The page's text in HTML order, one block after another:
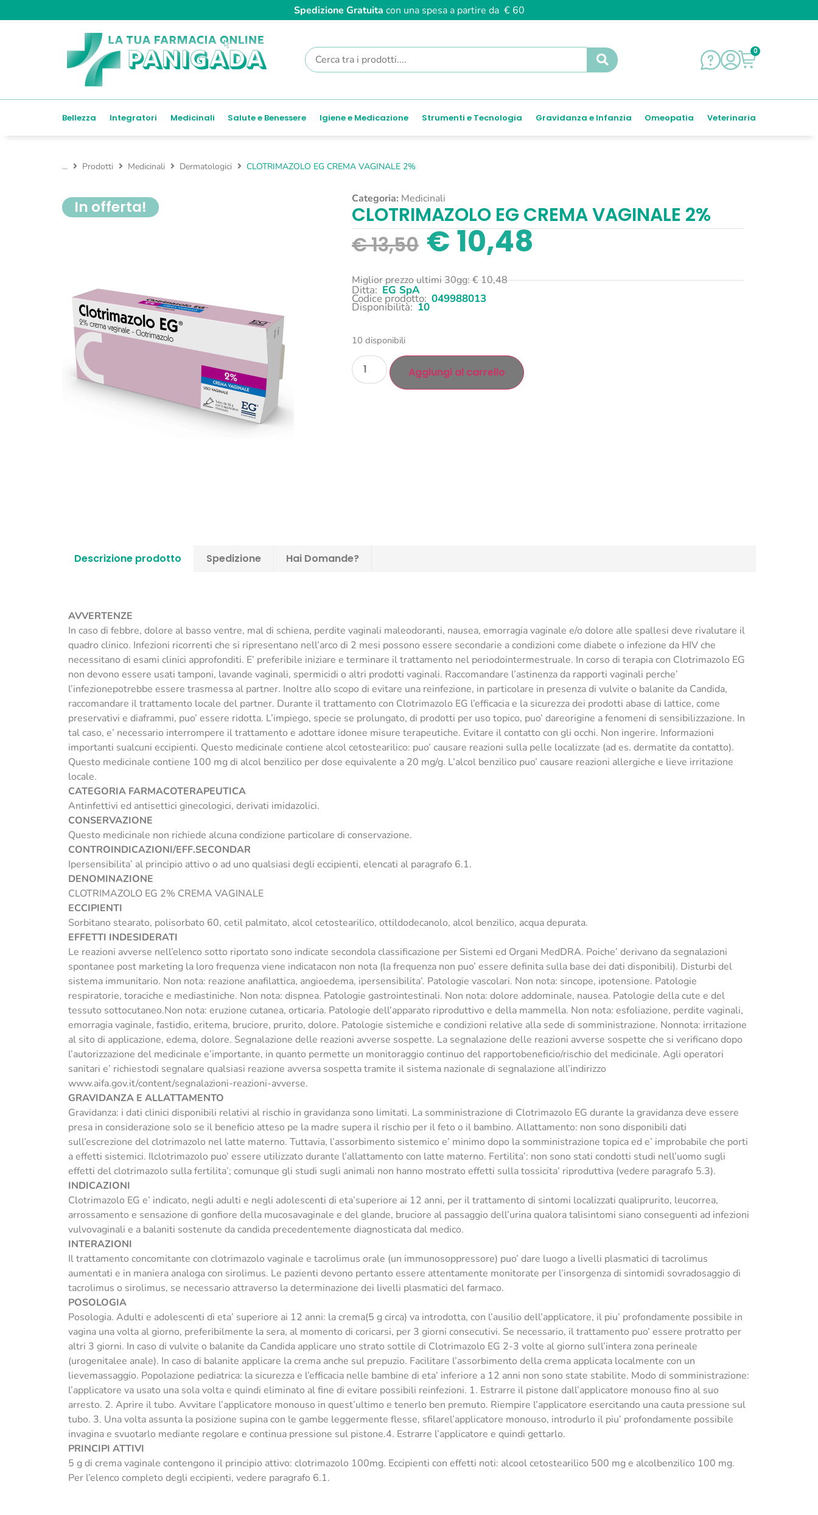
Spedizione Gratuita con una spesa a partire da € 60
0
Bellezza Integratori Medicinali Salute e Benessere Igiene e Medicazione Strumenti e Tecnologia Gravidanza e Infanzia Omeopatia Veterinaria
... Prodotti Medicinali Dermatologici CLOTRIMAZOLO EG CREMA VAGINALE 2%
In offerta! Categoria: Medicinali
CLOTRIMAZOLO EG CREMA VAGINALE 2%
€13,50 €10,48
Miglior prezzo ultimi 30gg:€10,48
Ditta: EG SpA
Codice prodotto: 049988013
Disponibilità: 10
10 disponibili
Aggiungi al carrello
Descrizione prodotto Spedizione Hai Domande?
AVVERTENZE
In caso di febbre, dolore al basso ventre, mal di schiena, perdite vaginali maleodoranti, nausea, emorragia vaginale e/o dolore alle spallesi deve rivalutare il
quadro clinico. Infezioni ricorrenti che si ripresentano nell’arco di 2 mesi possono essere secondarie a condizioni come diabete o infezione da HIV che
necessitano di esami clinici approfonditi. E’ preferibile iniziare e terminare il trattamento nel periodointermestruale. In corso di terapia con Clotrimazolo EG
non devono essere usati tamponi, lavande vaginali, spermicidi o altri prodotti vaginali. Raccomandare l’astinenza da rapporti vaginali perche’
l’infezionepotrebbe essere trasmessa al partner. Inoltre allo scopo di evitare una reinfezione, in particolare in presenza di vulvite o balanite da Candida,
raccomandare il trattamento locale del partner. Durante il trattamento con Clotrimazolo EG l’efficacia e la sicurezza dei prodotti abase di lattice, come
preservativi e diaframmi, puo’ essere ridotta. L’impiego, specie se prolungato, di prodotti per uso topico, puo’ dareorigine a fenomeni di sensibilizzazione. In
tal caso, e’ necessario interrompere il trattamento e adottare idonee misure terapeutiche. Evitare il contatto con gli occhi. Non ingerire. Informazioni
importanti sualcuni eccipienti. Questo medicinale contiene alcol cetostearilico: puo’ causare reazioni sulla pelle localizzate (ad es. dermatite da contatto).
Questo medicinale contiene 100 mg di alcol benzilico per dose equivalente a 20 mg/g. L’alcol benzilico puo’ causare reazioni allergiche e lieve irritazione
locale.
CATEGORIA FARMACOTERAPEUTICA
Antinfettivi ed antisettici ginecologici, derivati imidazolici.
CONSERVAZIONE
Questo medicinale non richiede alcuna condizione particolare di conservazione.
CONTROINDICAZIONI/EFF.SECONDAR
Ipersensibilita’ al principio attivo o ad uno qualsiasi degli eccipienti, elencati al paragrafo 6.1.
DENOMINAZIONE
CLOTRIMAZOLO EG 2% CREMA VAGINALE
ECCIPIENTI
Sorbitano stearato, polisorbato 60, cetil palmitato, alcol cetostearilico, ottildodecanolo, alcol benzilico, acqua depurata.
EFFETTI INDESIDERATI
Le reazioni avverse nell’elenco sotto riportato sono indicate secondola classificazione per Sistemi ed Organi MedDRA. Poiche’ derivano da segnalazioni
spontanee post marketing la loro frequenza viene indicatacon non nota (la frequenza non puo’ essere definita sulla base dei dati disponibili). Disturbi del
sistema immunitario. Non nota: reazione anafilattica, angioedema, ipersensibilita’. Patologie vascolari. Non nota: sincope, ipotensione. Patologie
respiratorie, toraciche e mediastiniche. Non nota: dispnea. Patologie gastrointestinali. Non nota: dolore addominale, nausea. Patologie della cute e del
tessuto sottocutaneo.Non nota: eruzione cutanea, orticaria. Patologie dell’apparato riproduttivo e della mammella. Non nota: esfoliazione, perdite vaginali,
emorragia vaginale, fastidio, eritema, bruciore, prurito, dolore. Patologie sistemiche e condizioni relative alla sede di somministrazione. Nonnota: irritazione
al sito di applicazione, edema, dolore. Segnalazione delle reazioni avverse sospette. La segnalazione delle reazioni avverse sospette che si verificano dopo
l’autorizzazione del medicinale e’importante, in quanto permette un monitoraggio continuo del rapportobeneficio/rischio del medicinale. Agli operatori
sanitari e’ richiestodi segnalare qualsiasi reazione avversa sospetta tramite il sistema nazionale di segnalazione all’indirizzo
www.aifa.gov.it/content/segnalazioni-reazioni-avverse.
GRAVIDANZA E ALLATTAMENTO
Gravidanza: i dati clinici disponibili relativi al rischio in gravidanza sono limitati. La somministrazione di Clotrimazolo EG durante la gravidanza deve essere
presa in considerazione solo se il beneficio atteso pe la madre supera il rischio per il feto o il bambino. Allattamento: non sono disponibili dati
sull’escrezione del clotrimazolo nel latte materno. Tuttavia, l’assorbimento sistemico e’ minimo dopo la somministrazione topica ed e’ improbabile che porti
a effetti sistemici. Ilclotrimazolo puo’ essere utilizzato durante l’allattamento con latte materno. Fertilita’: non sono stati condotti studi nell’uomo sugli
effetti del clotrimazolo sulla fertilita’; comunque gli studi sugli animali non hanno mostrato effetti sulla tossicita’ riproduttiva (vedere paragrafo 5.3).
INDICAZIONI
Clotrimazolo EG e’ indicato, negli adulti e negli adolescenti di eta’superiore ai 12 anni, per il trattamento di sintomi localizzati qualiprurito, leucorrea,
arrossamento e sensazione di gonfiore della mucosavaginale e del glande, bruciore al passaggio dell’urina qualora talisintomi siano conseguenti ad infezioni
vulvovaginali e a balaniti sostenute da candida precedentemente diagnosticata dal medico.
INTERAZIONI
Il trattamento concomitante con clotrimazolo vaginale e tacrolimus orale (un immunosoppressore) puo’ dare luogo a livelli plasmatici di tacrolimus
aumentati e in maniera analoga con sirolimus. Le pazienti devono pertanto essere attentamente monitorate per l’insorgenza di sintomidi sovradosaggio di
tacrolimus o sirolimus, se necessario attraverso la determinazione dei livelli plasmatici del farmaco.
POSOLOGIA
Posologia. Adulti e adolescenti di eta’ superiore ai 12 anni: la crema(5 g circa) va introdotta, con l’ausilio dell’applicatore, il piu’ profondamente possibile in
vagina una volta al giorno, preferibilmente la sera, al momento di coricarsi, per 3 giorni consecutivi. Se necessario, il trattamento puo’ essere protratto per
altri 3 giorni. In caso di vulvite o balanite da Candida applicare uno strato sottile di Clotrimazolo EG 2-3 volte al giorno sull’intera zona perineale
(urogenitalee anale). In caso di balanite applicare la crema anche sul prepuzio. Facilitare l’assorbimento della crema applicata localmente con un
lievemassaggio. Popolazione pediatrica: la sicurezza e l’efficacia nelle bambine di eta’ inferiore a 12 anni non sono state stabilite. Modo di somministrazione:
l’applicatore va usato una sola volta e quindi eliminato al fine di evitare possibili reinfezioni. 1. Estrarre il pistone dall’applicatore monouso fino al suo
arresto. 2. Aprire il tubo. Avvitare l’applicatore monouso in quest’ultimo e tenerlo ben premuto. Riempire l’applicatore esercitando una cauta pressione sul
tubo. 3. Una volta assunta la posizione supina con le gambe leggermente flesse, sfilarel’applicatore monouso, introdurlo il piu’ profondamente possibile
invagina e svuotarlo mediante regolare e continua pressione sul pistone.4. Estrarre l’applicatore e quindi gettarlo.
PRINCIPI ATTIVI
5 g di crema vaginale contengono il principio attivo: clotrimazolo 100mg. Eccipienti con effetti noti: alcool cetostearilico 500 mg e alcolbenzilico 100 mg.
Per l’elenco completo degli eccipienti, vedere paragrafo 6.1.